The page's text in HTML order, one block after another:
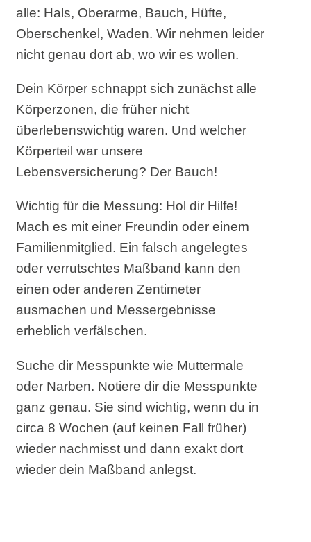
alle: Hals, Oberarme, Bauch, Hüfte,
Oberschenkel, Waden. Wir nehmen leider
nicht genau dort ab, wo wir es wollen.
Dein Körper schnappt sich zunächst alle
Körperzonen, die früher nicht
überlebenswichtig waren. Und welcher
Körperteil war unsere
Lebensversicherung? Der Bauch!
Wichtig für die Messung: Hol dir Hilfe!
Mach es mit einer Freundin oder einem
Familienmitglied. Ein falsch angelegtes
oder verrutschtes Maßband kann den
einen oder anderen Zentimeter
ausmachen und Messergebnisse
erheblich verfälschen.
Suche dir Messpunkte wie Muttermale
oder Narben. Notiere dir die Messpunkte
ganz genau. Sie sind wichtig, wenn du in
circa 8 Wochen (auf keinen Fall früher)
wieder nachmisst und dann exakt dort
wieder dein Maßband anlegst.